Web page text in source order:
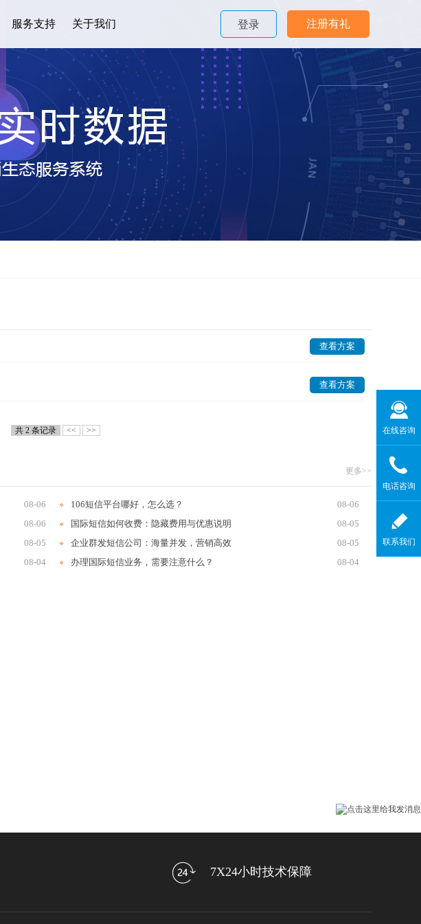
服务支持 关于我们 登录 注册有礼
查看方案
查看方案
共 2 条记录 << >>
更多>>
08-06 08-06
106短信平台哪好，怎么选？
08-06
08-05
国际短信如何收费：隐藏费用与优惠说明
08-05
08-05
企业群发短信公司：海量并发，营销高效
08-04
08-04
办理国际短信业务，需要注意什么？
7X24小时技术保障
在线咨询
电话咨询
联系我们